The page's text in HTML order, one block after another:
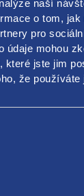
naší
o tom, jak
pro
údaje mohou
které jste jim
že používáte